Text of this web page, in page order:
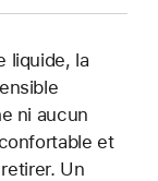
liquide, la
ni aucun
et
Un